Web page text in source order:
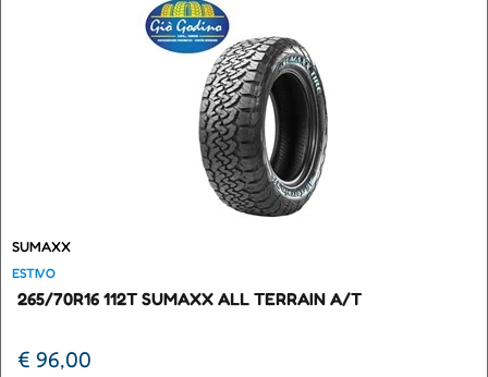
SUMAXX
ESTIVO
265/70R16 112T SUMAXX ALL TERRAIN A/T
€ 96,00